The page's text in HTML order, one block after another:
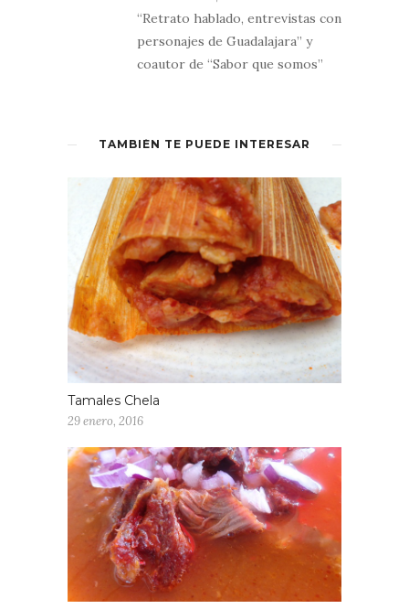
“Retrato hablado, entrevistas con
personajes de Guadalajara” y
coautor de “Sabor que somos”
TAMBIÉN TE PUEDE INTERESAR
Tamales Chela
29 enero, 2016